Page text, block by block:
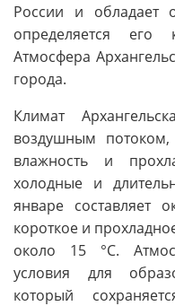
России и обладает
определяется его
Атмосфера
города.
Климат
воздушным
влажность и
холодные и
январе составляет
короткое и
около 15 °C.
условия для
который